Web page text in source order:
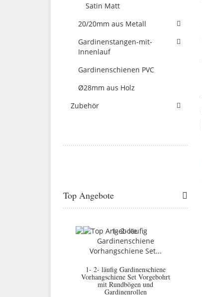
Satin Matt
20/20mm aus Metall
Gardinenstangen-mit-
Innenlauf
Gardinenschienen PVC
Ø28mm aus Holz
Zubehör
Top Angebote
1- 2- läufig Gardinenschiene
Vorhangschiene Set Vorgebohrt
mit Rundbögen und
Gardinenrollen